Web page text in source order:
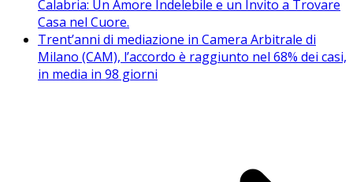
Calabria: Un Amore Indelebile e un Invito a Trovare
Casa nel Cuore.
Trent’anni di mediazione in Camera Arbitrale di
Milano (CAM), l’accordo è raggiunto nel 68% dei casi,
in media in 98 giorni​